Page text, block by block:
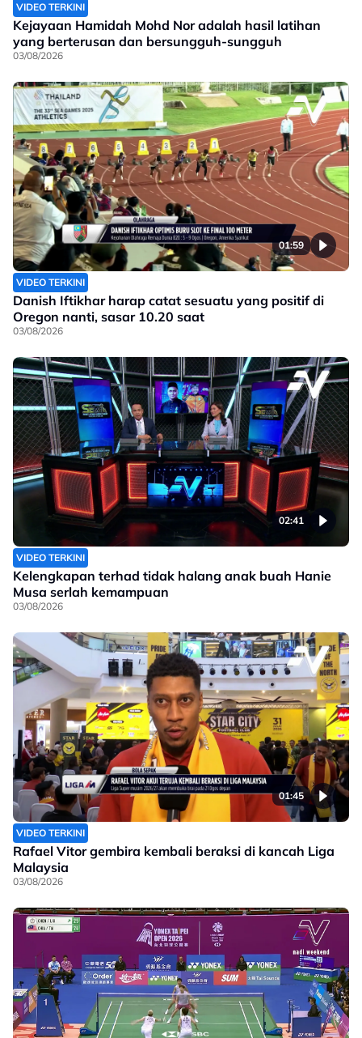
VIDEO TERKINI
Kejayaan Hamidah Mohd Nor adalah hasil latihan
yang berterusan dan bersungguh-sungguh
03/08/2026
01:59
VIDEO TERKINI
Danish Iftikhar harap catat sesuatu yang positif di
Oregon nanti, sasar 10.20 saat
03/08/2026
02:41
VIDEO TERKINI
Kelengkapan terhad tidak halang anak buah Hanie
Musa serlah kemampuan
03/08/2026
01:45
VIDEO TERKINI
Rafael Vitor gembira kembali beraksi di kancah Liga
Malaysia
03/08/2026